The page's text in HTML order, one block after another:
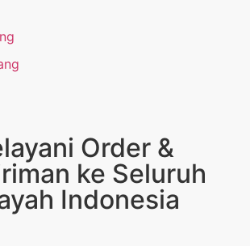
Order &
ke Seluruh
Indonesia